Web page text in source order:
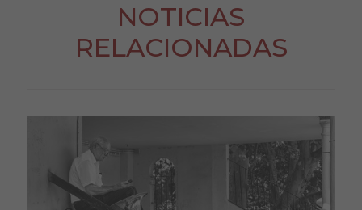
NOTICIAS
RELACIONADAS